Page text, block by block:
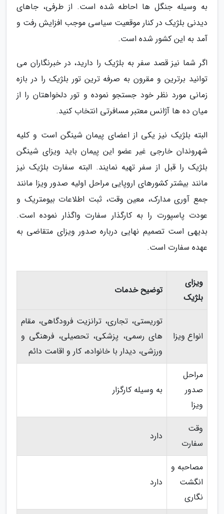
به وسیله جنگل ها احاطه شده است. از طرفی، جاهای
دیدنی بلژیک در کنار موقعیت سیاسی موجب افزایش رفت و
آمد به این کشور شده است.
اگر شما نیز قصد سفر به بلژیک را دارید، در خبرنگاران می
توانید برترین و مقرون به صرفه ترین تور بلژیک را در بازه
زمانی مورد نظر خود جستجو نموده و تور دلخواهتان را از
میان ده ها آژانس معتبر مسافرتی انتخاب کنید.
البته بلژیک نیز یکی از اعضای پیمان شینگن است و کلیه
شهروندان خارجی غیر عضو این پیمان باید ویزای شینگن
بلژیک را قبل از سفر تهیه نمایند. البته سفارت بلژیک نیز
مانند بیشتر کشورهای اروپایی مراحل اولیه صدور ویزا مانند
جمع آوری مدارک، معین وقت، ثبت اطلاعات بیومتریک و
عودت پاسپورت را به کارگذار سفارت واگذار نموده است.
بدیهی است تصمیم نهایی درباره صدور ویزای متقاضی به
عهده سفارت است.
ویزای
بلژیک
توضیح خدمات
انواع ویزا
توریستی، تجاری، ترانزیت فرودگاهی، مقام
های رسمی، پزشکی، تحصیلی، فرهنگی و
ورزشی، دیدار با خانواده، کار و اقامت دائم
مراحل
صدور
ویزا
به وسیله کارگزار
وقت
سفارت
دارد
مصاحبه و
انگشت
نگاری
دارد